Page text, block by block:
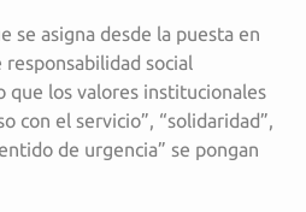
se asigna desde la puesta en
social
que los valores institucionales
con el servicio”, “solidaridad”,
de urgencia” se pongan